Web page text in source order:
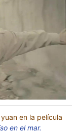
en la película
en el mar.